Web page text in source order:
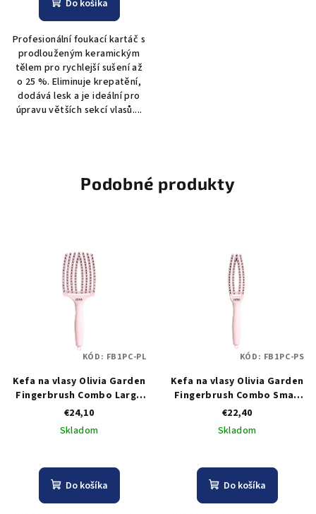
Do košíka
Profesionální foukací kartáč s
prodlouženým keramickým
tělem pro rychlejší sušení až
o 25 %. Eliminuje krepatění,
dodává lesk a je ideální pro
úpravu větších sekcí vlasů....
Podobné produkty
Kefa na vlasy Olivia Garden
Fingerbrush Combo Large
pastelovo ružová
€24,10
Skladom
Do košíka
KÓD: FB1PC-PL
Kefa na vlasy Olivia Garden
Fingerbrush Combo Small
pastelovo ružová
€22,40
Skladom
Do košíka
KÓD: FB1PC-PS